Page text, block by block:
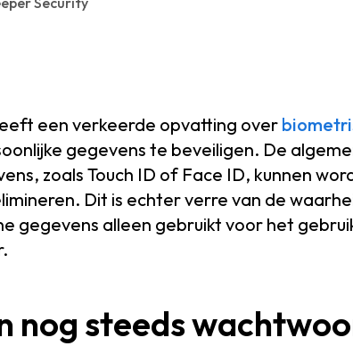
een verkeerde opvatting over
gegevens te beveiligen. De
zoals Touch ID of Face ID, kunnen
Dit is echter verre van de
gegevens alleen gebruikt voor het
nog steeds